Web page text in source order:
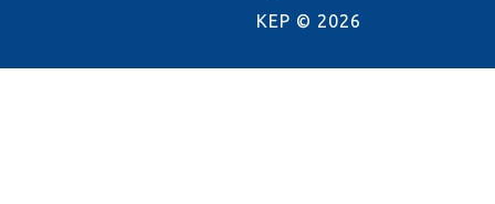
KEP © 2026